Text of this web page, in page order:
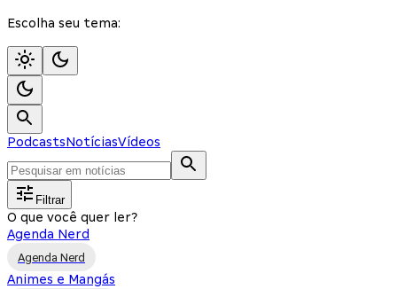
Escolha seu tema:
PodcastsNotíciasVídeos
Filtrar
O que você quer ler?
Agenda Nerd
Agenda Nerd
Animes e Mangás